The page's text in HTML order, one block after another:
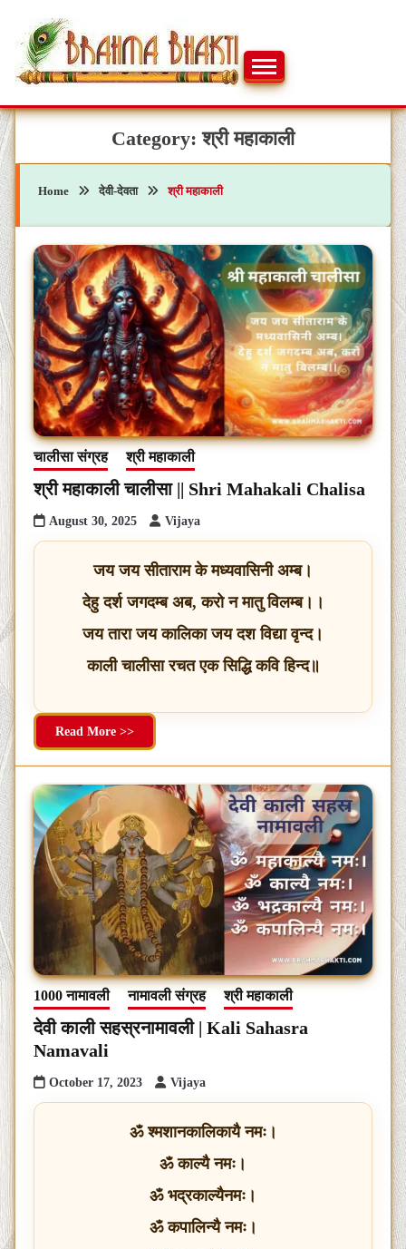
content
ब्रह्मभक्ती
Category:श्री महाकाली
Home देवी-देवता श्री महाकाली
चालीसा संग्रह श्री महाकाली
श्री महाकाली चालीसा || Shri Mahakali Chalisa
August 30, 2025 Vijaya
जय जय सीताराम के मध्यवासिनी अम्ब।
देहु दर्श जगदम्ब अब, करो न मातु विलम्ब।।
जय तारा जय कालिका जय दश विद्या वृन्द।
काली चालीसा रचत एक सिद्धि कवि हिन्द॥
Read More >>
1000 नामावली नामावली संग्रह श्री महाकाली
देवी काली सहस्रनामावली | Kali Sahasra
Namavali
October 17, 2023 Vijaya
ॐ श्मशानकालिकायै नमः।
ॐ काल्यै नमः।
ॐ भद्रकाल्यैनमः।
ॐ कपालिन्यै नमः।